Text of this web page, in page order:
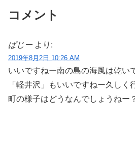
コメント
ぱじー より:
2019年8月2日 10:26 AM
いいですねー南の島の海風は乾い
「軽井沢」もいいですねー久しく
町の様子はどうなんでしょうねー